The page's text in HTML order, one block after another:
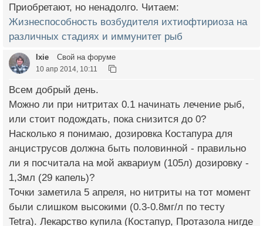
Приобретают, но ненадолго. Читаем:
Жизнеспособность возбудителя ихтиофтириоза на
различных стадиях и иммунитет рыб
Ixie Свой на форуме
10 апр 2014, 10:11
Всем добрый день.
Можно ли при нитритах 0.1 начинать лечение рыб,
или стоит подождать, пока снизится до 0?
Насколько я понимаю, дозировка Костапура для
анциструсов должна быть половинной - правильно
ли я посчитала на мой аквариум (105л) дозировку -
1,3мл (29 капель)?
Точки заметила 5 апреля, но нитриты на тот момент
были слишком высокими (0.3-0.8мг/л по тесту
Tetra). Лекарство купила (Костапур, Протазола нигде